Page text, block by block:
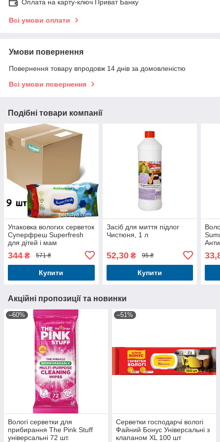
Оплата на карту-ключ Приват Банку
Всі умови оплати
Умови повернення
Повернення товару впродовж 14 днів за домовленістю
Всі умови повернення
Подібні товари компанії
Упаковка вологих серветок
Суперфреш Superfresh
для дітей і мам
Antibacterial з клапаном 9
пачок по 120 шт,
344 ₴ 571 ₴
Купити
Засіб для миття підлог
Чистюня, 1 л
52,30₴ 95 ₴
Купити
Акційні пропозиції та новинки
–60%
Вологі серветки для
прибирання The Pink Stuff
універсальні 72 шт.
–51%
Серветки господарчі вологі
Файний Бонус Універсальні з
клапаном ХL 100 шт